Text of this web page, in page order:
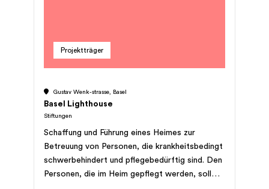
Projektträger
Gustav Wenk-strasse, Basel
Basel Lighthouse
Stiftungen
Schaffung und Führung eines Heimes zur
Betreuung von Personen, die krankheitsbedingt
schwerbehindert und pflegebedürftig sind. Den
Personen, die im Heim gepflegt werden, soll